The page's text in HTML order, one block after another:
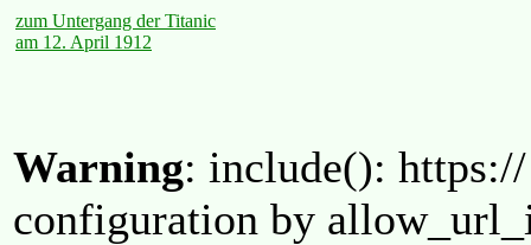
zum Untergang der Titanic
am 12. April 1912
Warning: include():
configuration by